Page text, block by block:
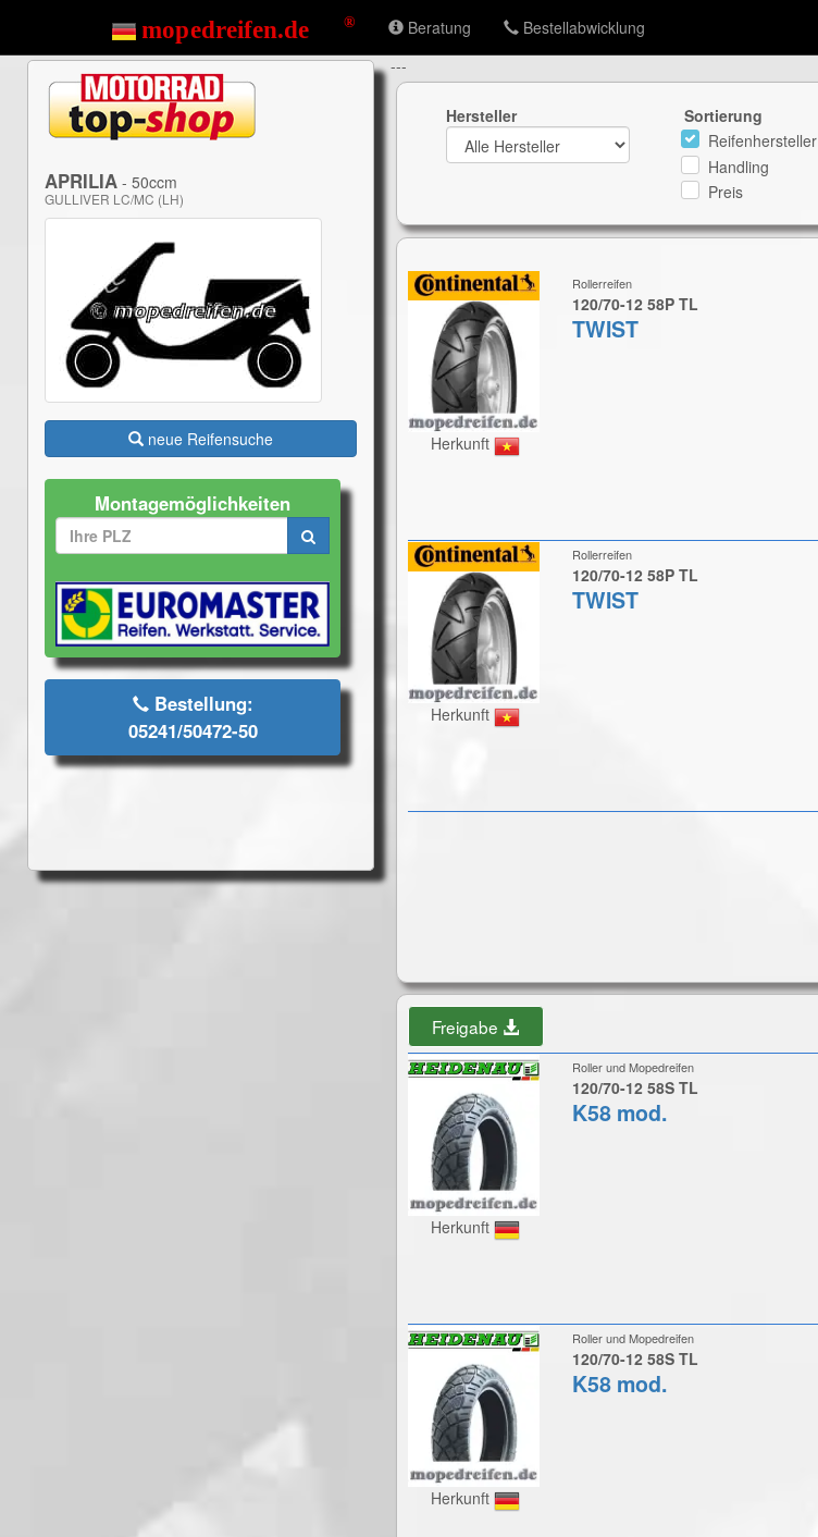
Beratung Bestellabwicklung
APRILIA - 50ccm
GULLIVER LC/MC (LH)
neue Reifensuche
Montagemöglichkeiten
Bestellung:
05241/50472-50
---
Hersteller
Sortierung
Reifenhersteller
Handling
Preis
Herkunft
Rollerreifen
120/70-12 58P TL
TWIST
Herkunft
Rollerreifen
120/70-12 58P TL
TWIST
Freigabe
Herkunft
Roller und Mopedreifen
120/70-12 58S TL
K58 mod.
Herkunft
Roller und Mopedreifen
120/70-12 58S TL
K58 mod.